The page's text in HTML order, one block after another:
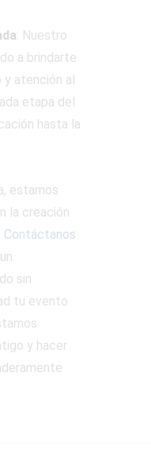
: Nuestro
a brindarte
atención al
etapa del
hasta la
estamos
la creación
Contáctanos
sin
tu evento
y hacer